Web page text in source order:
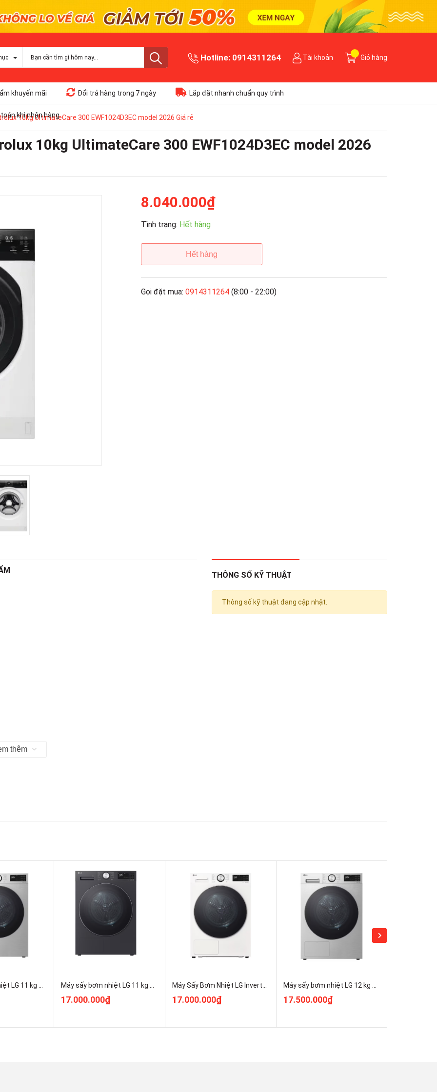
Hotline: 0914311264 Tài khoản Giỏ hàng
khuyến mãi Đổi trả hàng trong 7 ngày Lắp đặt nhanh chuẩn quy trình
khi nhận hàng
10kg UltimateCare 300 EWF1024D3EC model 2026 Giá rẻ
10kg UltimateCare 300 EWF1024D3EC model 2026
8.040.000₫
Tình trạng: Hết hàng
Hết hàng
Gọi đặt mua: 0914311264 (8:00 - 22:00)
và mềm, Đồ thể thao, Giặt nhanh 15 phút, Giặt nhanh
sạch lồng giặt, Vắt
thêm
THÔNG SỐ KỸ THUẬT
Thông số kỹ thuật đang cập nhật.
Máy sấy bơm nhiệt LG 11 kg RX11VHP5S Chính Hãng Máy sấy bơm nhiệt LG 11 kg RX11VHP5G1 CHính Hãng
17.000.000₫
Máy Sấy Bơm Nhiệt LG Inverter 12 Kg RX12VHP5W1 giá rẻ
17.000.000₫
Máy sấy bơm nhiệt LG 12 kg RX12VHP5S1 Giá Rẻ
17.500.000₫